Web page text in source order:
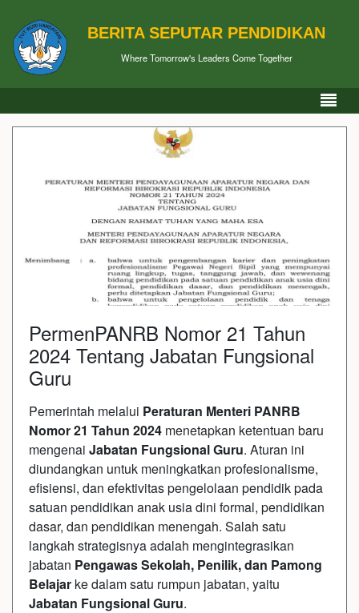
BERITA SEPUTAR PENDIDIKAN
Where Tomorrow's Leaders Come Together
PermenPANRB Nomor 21 Tahun
2024 Tentang Jabatan Fungsional
Guru
Pemerintah melalui Peraturan Menteri PANRB
Nomor 21 Tahun 2024 menetapkan ketentuan baru
mengenai Jabatan Fungsional Guru. Aturan ini
diundangkan untuk meningkatkan profesionalisme,
efisiensi, dan efektivitas pengelolaan pendidik pada
satuan pendidikan anak usia dini formal, pendidikan
dasar, dan pendidikan menengah. Salah satu
langkah strategisnya adalah mengintegrasikan
jabatan Pengawas Sekolah, Penilik, dan Pamong
Belajar ke dalam satu rumpun jabatan, yaitu
Jabatan Fungsional Guru.